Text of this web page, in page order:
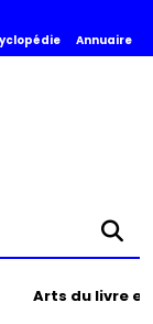
Annuaire
Arts du livre